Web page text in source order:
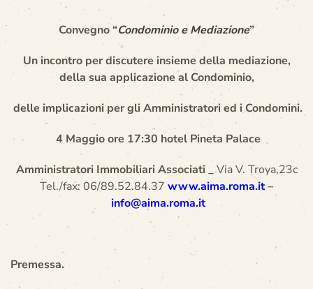
Convegno “Condominio e Mediazione”
Un incontro per discutere insieme della mediazione,
della sua applicazione al Condominio,
delle implicazioni per gli Amministratori ed i Condomini.
4 Maggio ore 17:30 hotel Pineta Palace
Amministratori Immobiliari Associati _Via V. Troya,23c
Tel./fax: 06/89.52.84.37 www.aima.roma.it–
info@aima.roma.it
Premessa.